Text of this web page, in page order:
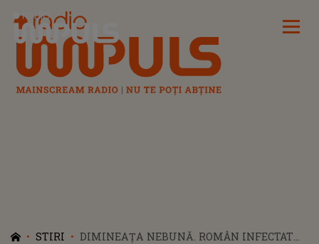
Radio Impuls
STIRI
DIMINEAȚA NEBUNĂ. ROMÂN INFECTAT